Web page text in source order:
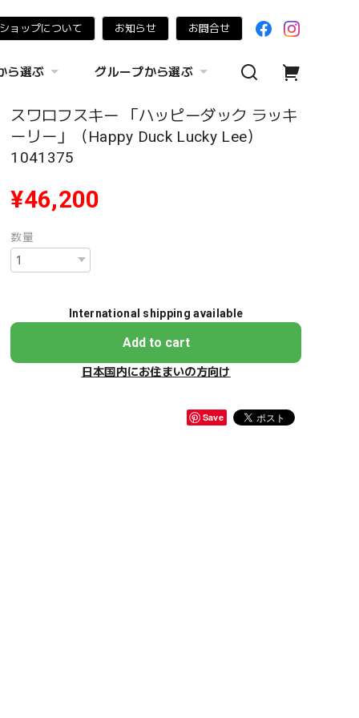
ョップについて お知らせ お問合せ
ら選ぶ グループから選ぶ
スワロフスキー 「ハッピーダック ラッキ
ーリー」（Happy Duck Lucky Lee）
1041375
¥46,200
数量
International shipping available
Add to cart
日本国内にお住まいの方向け
Save